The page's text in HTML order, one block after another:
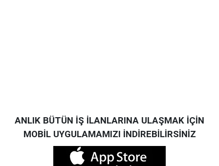
ANLIK BÜTÜN İŞ İLANLARINA ULAŞMAK İÇİN
MOBİL UYGULAMAMIZI İNDİREBİLİRSİNİZ